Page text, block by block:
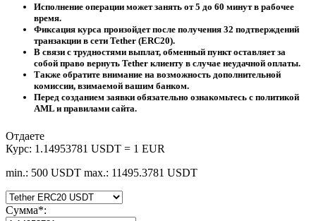
Исполнение операции может занять от 5 до 60 минут в рабочее
время.
Фиксация курса произойдет после получения 32 подтверждений
транзакции в сети Tether (ERC20).
В связи с трудностями выплат, обменный пункт оставляет за
собой право вернуть Tether клиенту в случае неудачной оплаты.
Также обратите внимание на возможность дополнительной
комиссии, взимаемой вашим банком.
Перед созданием заявки обязательно ознакомьтесь с политикой
AML и правилами сайта.
Отдаете
Курс: 1.14953781 USDT = 1 EUR
min.: 500 USDT max.: 11495.3781 USDT
Сумма*: